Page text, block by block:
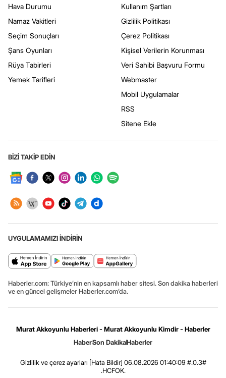
Hava Durumu
Namaz Vakitleri
Seçim Sonuçları
Şans Oyunları
Rüya Tabirleri
Yemek Tarifleri
Kullanım Şartları
Gizlilik Politikası
Çerez Politikası
Kişisel Verilerin Korunması
Veri Sahibi Başvuru Formu
Webmaster
Mobil Uygulamalar
RSS
Sitene Ekle
BİZİ TAKİP EDİN
UYGULAMAMIZI İNDİRİN
Haberler.com: Türkiye’nin en kapsamlı haber sitesi. Son dakika haberleri
ve en güncel gelişmeler Haberler.com’da.
Murat Akkoyunlu Haberleri - Murat Akkoyunlu Kimdir - Haberler
HaberSon DakikaHaberler
Gizlilik ve çerez ayarları [Hata Bildir] 06.08.2026 01:40:09 #.0.3#
.HCFOK.